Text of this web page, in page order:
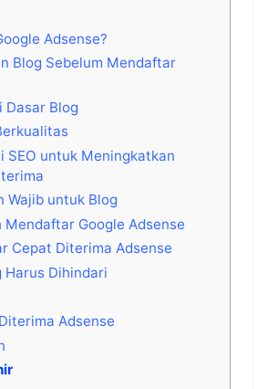
Adsense?
Blog Sebelum Mendaftar
Dasar Blog
SEO untuk Meningkatkan
Wajib untuk Blog
Mendaftar Google Adsense
Cepat Diterima Adsense
Harus Dihindari
Adsense